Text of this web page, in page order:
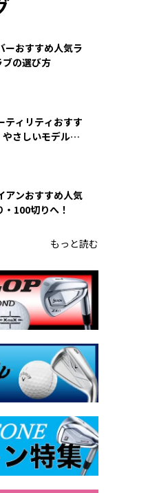
ーおすすめ人気ラ
の選び方
ティリティおすす
さしいモデルの
アンおすすめ人気
100切りへ！
もっと読む